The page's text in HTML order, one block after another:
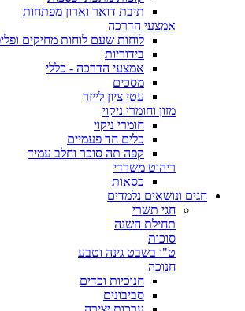
תיבת דואר וארון מפתחות
אמצעי הדרכה
לוחות שעם לוחות מחיקים
בידוריות
אמצעי הדרכה - כללי
מסכים
עטי ציון לייזר
מזון וחומרי ניקוי
חומרי ניקוי
כלים חד פעמיים
קפה תה סוכר וחלב עמיד
ריהוט משרדי
כסאות
חגים ונושאים נלמדים
חגי תשרי
תחילת השנה
סוכות
ט"ו בשבט גינה וטבע
חנוכה
חנוכיות וכדים
סביבונים